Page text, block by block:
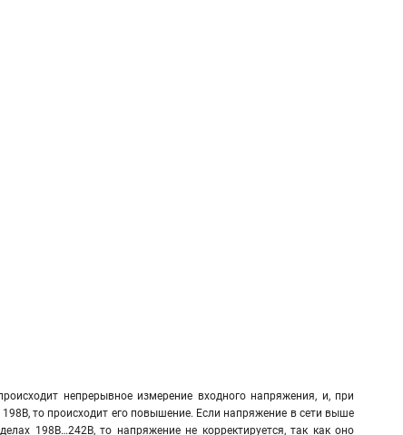
непрерывное измерение входного напряжения, и, при
то происходит его повышение. Если напряжение в сети выше
198В…242В, то напряжение не корректируется, так как оно